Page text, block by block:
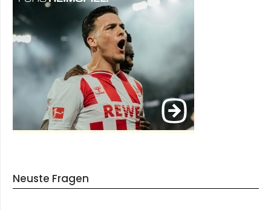
Neuste Fragen